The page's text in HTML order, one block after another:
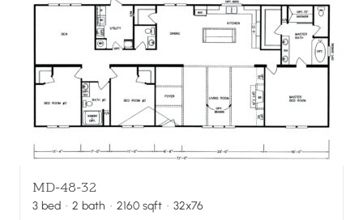
MD-48-32
3 bed · 2 bath · 2160 sqft· 32x76